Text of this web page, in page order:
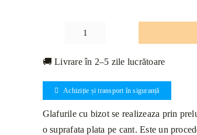
Cantitate
Marmură
Mugla
Albă
Bizotata
1L+Pic
🚚 Livrare în 2–5 zile lucrătoare
Achiziție și transport în siguranță
Glafurile cu bizot se realizeaza prin
o suprafata plata pe cant. Este un